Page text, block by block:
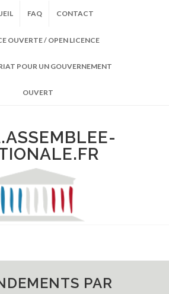
FAQ CONTACT
OUVERTE / OPEN LICENCE
POUR UN GOUVERNEMENT
OUVERT
PAR